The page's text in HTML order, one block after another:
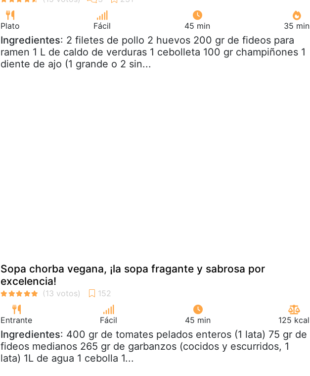
Plato Fácil 45 min 35 min
Ingredientes: 2 filetes de pollo 2 huevos 200 gr de fideos para
ramen 1 L de caldo de verduras 1 cebolleta 100 gr champiñones 1
diente de ajo (1 grande o 2 sin...
Sopa chorba vegana, ¡la sopa fragante y sabrosa por
excelencia!
Entrante Fácil 45 min 125 kcal
Ingredientes: 400 gr de tomates pelados enteros (1 lata) 75 gr de
fideos medianos 265 gr de garbanzos (cocidos y escurridos, 1
lata) 1L de agua 1 cebolla 1...